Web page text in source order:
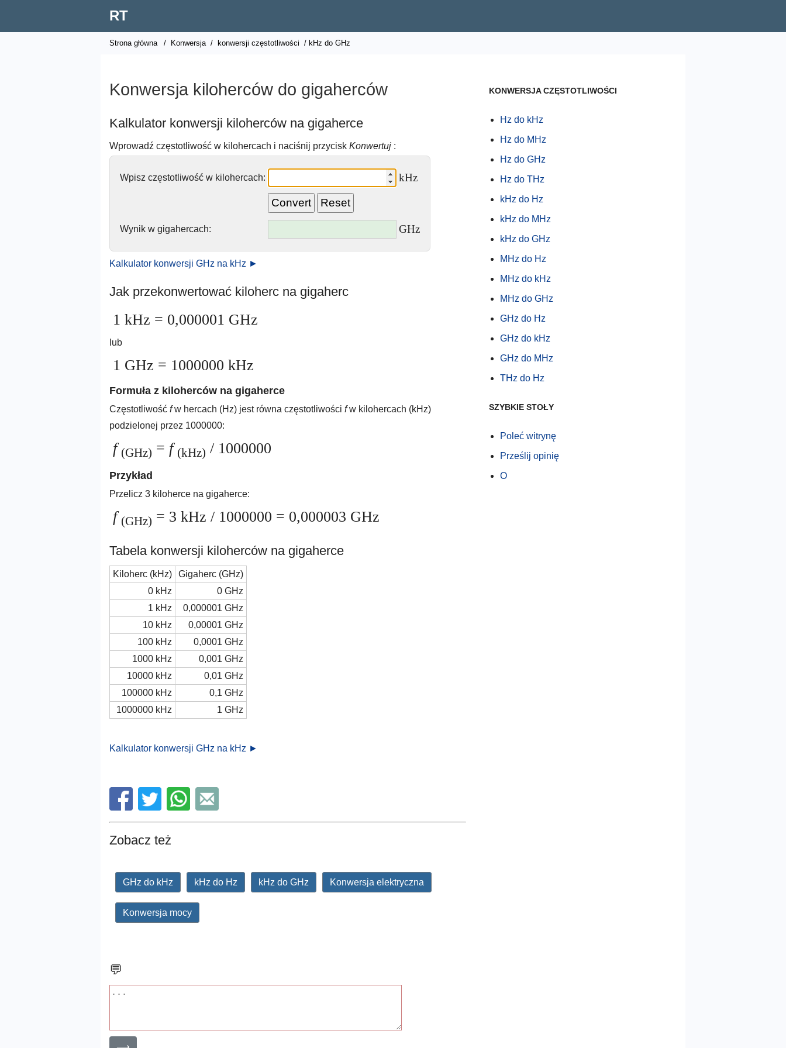
RT
Strona główna / Konwersja / konwersji częstotliwości / kHz do GHz
Konwersja kiloherców do gigaherców
Kalkulator konwersji kiloherców na gigaherce
Wprowadź częstotliwość w kilohercach i naciśnij przycisk Konwertuj :
Wpisz częstotliwość w kilohercach: kHz
Wynik w gigahercach: GHz
Kalkulator konwersji GHz na kHz ►
Jak przekonwertować kiloherc na gigaherc
1 kHz = 0,000001 GHz
lub
1 GHz = 1000000 kHz
Formuła z kiloherców na gigaherce
Częstotliwość fw hercach (Hz) jest równa częstotliwości fw kilohercach (kHz)
podzielonej przez 1000000:
f(GHz) = f(kHz) / 1000000
Przykład
Przelicz 3 kiloherce na gigaherce:
f(GHz) = 3 kHz / 1000000 = 0,000003 GHz
Tabela konwersji kiloherców na gigaherce
Kiloherc (kHz)
Gigaherc (GHz)
0 kHz
0 GHz
1 kHz
0,000001 GHz
10 kHz
0,00001 GHz
100 kHz
0,0001 GHz
1000 kHz
0,001 GHz
10000 kHz
0,01 GHz
100000 kHz
0,1 GHz
1000000 kHz
1 GHz
Kalkulator konwersji GHz na kHz ►
Zobacz też
GHz do kHz kHz do Hz kHz do GHz Konwersja elektryczna
Konwersja mocy
💬
KONWERSJA CZĘSTOTLIWOŚCI
Hz do kHz
Hz do MHz
Hz do GHz
Hz do THz
kHz do Hz
kHz do MHz
kHz do GHz
MHz do Hz
MHz do kHz
MHz do GHz
GHz do Hz
GHz do kHz
GHz do MHz
THz do Hz
SZYBKIE STOŁY
Poleć witrynę
Prześlij opinię
O